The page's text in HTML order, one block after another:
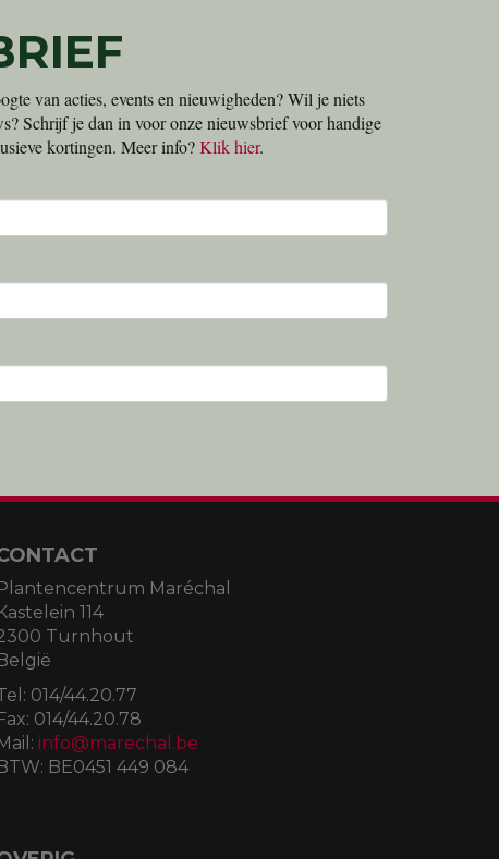
van acties, events en nieuwigheden? Wil je niets
Schrijf je dan in voor onze nieuwsbrief voor handige
kortingen. Meer info?Klik hier.
Plantencentrum Maréchal
Kastelein 114
Turnhout
België
014/44.20.77
Fax: 014/44.20.78
Mail: info@marechal.be
BTW: BE0451 449 084